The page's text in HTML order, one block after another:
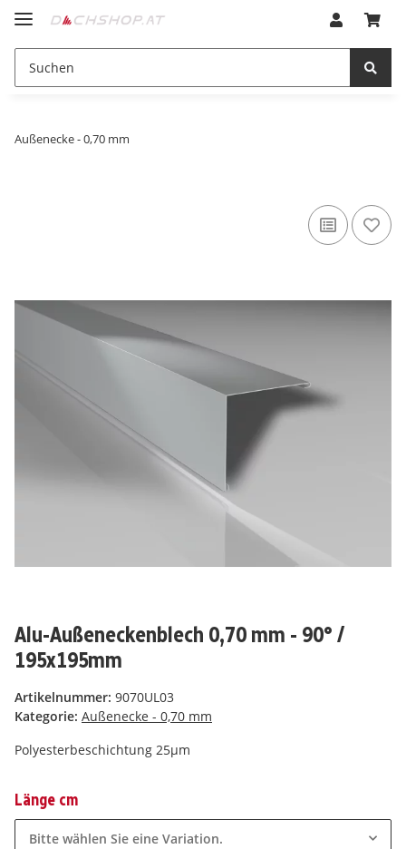
Außenecke - 0,70 mm
Alu-Außeneckenblech 0,70 mm - 90° /
195x195mm
Artikelnummer: 9070UL03
Kategorie: Außenecke - 0,70 mm
Polyesterbeschichtung 25µm
Länge cm
Bitte wählen Sie eine Variation.